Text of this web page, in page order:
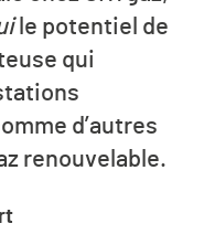
le potentiel de
qui
d’autres
renouvelable.